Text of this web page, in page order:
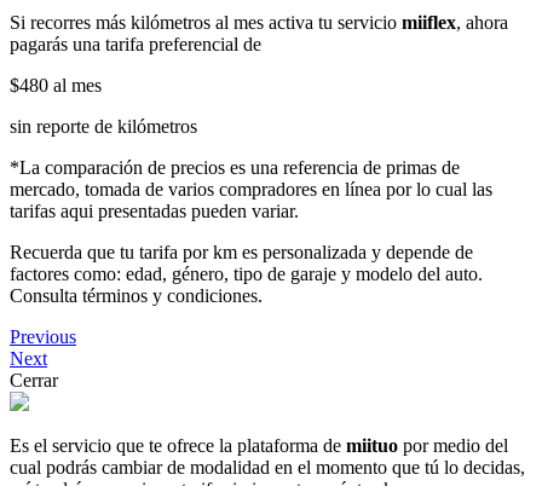
Si recorres más kilómetros al mes activa tu servicio miiflex, ahora
pagarás una tarifa preferencial de
$480 al mes
sin reporte de kilómetros
*La comparación de precios es una referencia de primas de
mercado, tomada de varios compradores en línea por lo cual las
tarifas aqui presentadas pueden variar.
Recuerda que tu tarifa por km es personalizada y depende de
factores como: edad, género, tipo de garaje y modelo del auto.
Consulta términos y condiciones.
Previous
Next
Cerrar
Es el servicio que te ofrece la plataforma de miituo por medio del
cual podrás cambiar de modalidad en el momento que tú lo decidas,